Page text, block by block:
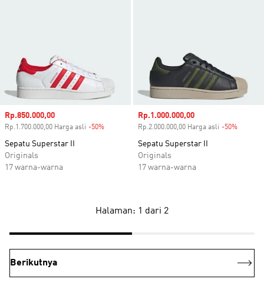
Harga penjualan
Rp.850.000,00
Rp.1.700.000,00 Harga asli -50%
Sepatu Superstar II
Originals
17 warna-warna
Harga penjualan
Rp.1.000.000,00
Rp.2.000.000,00 Harga asli -50%
Sepatu Superstar II
Originals
17 warna-warna
Halaman: 1 dari 2
Berikutnya